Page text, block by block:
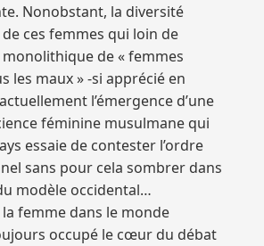
Nonobstant, la diversité
ces femmes qui loin de
de « femmes
les maux » -si apprécié en
l’émergence d’une
féminine musulmane qui
essaie de contester l’ordre
sans pour cela sombrer dans
modèle occidental…
femme dans le monde
occupé le cœur du débat